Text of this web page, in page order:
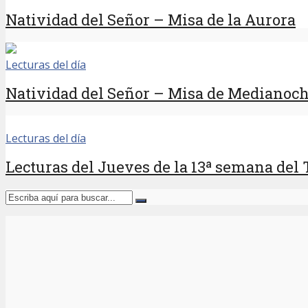
Natividad del Señor – Misa de la Aurora
Lecturas del día
Natividad del Señor – Misa de
Lecturas del día
Lecturas del Jueves de la 13ª semana del